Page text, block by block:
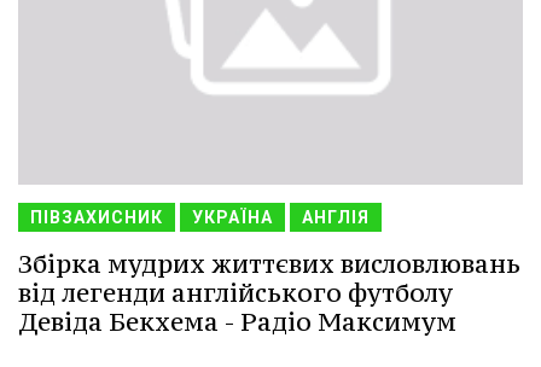
ПІВЗАХИСНИК УКРАЇНА АНГЛІЯ
Збірка мудрих життєвих висловлювань
від легенди англійського футболу
Девіда Бекхема - Радіо Максимум